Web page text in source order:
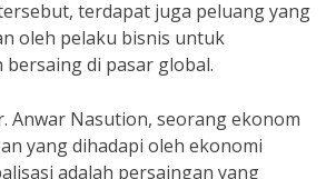
terdapat juga peluang yang
oleh pelaku bisnis untuk
di pasar global.
Anwar Nasution, seorang ekonom
yang dihadapi oleh ekonomi
adalah persaingan yang